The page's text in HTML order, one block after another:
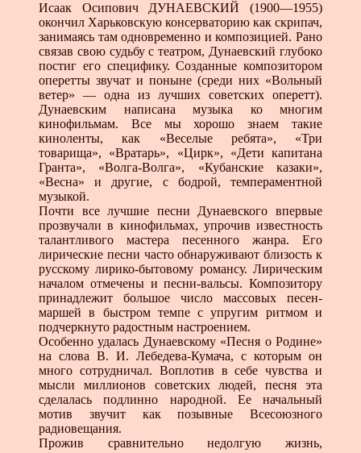
Исаак Осипович ДУНАЕВСКИЙ (1900—1955)
окончил Харьковскую консерваторию как скрипач,
занимаясь там одновременно и композицией. Рано
связав свою судьбу с театром, Дунаевский глубоко
постиг его специфику. Созданные композитором
оперетты звучат и поныне (среди них «Вольный
ветер» — одна из лучших советских оперетт).
Дунаевским написана музыка ко многим
кинофильмам. Все мы хорошо знаем такие
киноленты, как «Веселые ребята», «Три
товарища», «Вратарь», «Цирк», «Дети капитана
Гранта», «Волга-Волга», «Кубанские казаки»,
«Весна» и другие, с бодрой, темпераментной
музыкой.
Почти все лучшие песни Дунаевского впервые
прозвучали в кинофильмах, упрочив известность
талантливого мастера песенного жанра. Его
лирические песни часто обнаруживают близость к
русскому лирико-бытовому романсу. Лирическим
началом отмечены и песни-вальсы. Композитору
принадлежит большое число массовых песен-
маршей в быстром темпе с упругим ритмом и
подчеркнуто радостным настроением.
Особенно удалась Дунаевскому «Песня о Родине»
на слова В. И. Лебедева-Кумача, с которым он
много сотрудничал. Воплотив в себе чувства и
мысли миллионов советских людей, песня эта
сделалась подлинно народной. Ее начальный
мотив звучит как позывные Всесоюзного
радиовещания.
Прожив сравнительно недолгую жизнь,